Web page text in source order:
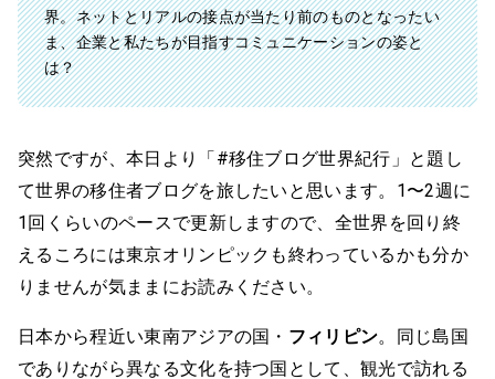
界。ネットとリアルの接点が当たり前のものとなったい
ま、企業と私たちが目指すコミュニケーションの姿と
は？
突然ですが、本日より「#移住ブログ世界紀行」と題し
て世界の移住者ブログを旅したいと思います。1〜2週に
1回くらいのペースで更新しますので、全世界を回り終
えるころには東京オリンピックも終わっているかも分か
りませんが気ままにお読みください。
日本から程近い東南アジアの国・ フィリピン。同じ島国
でありながら異なる文化を持つ国として、観光で訪れる